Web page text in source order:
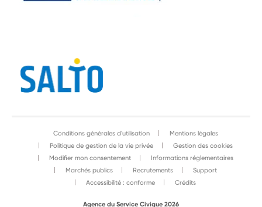
Conditions générales d'utilisation
Mentions légales
Politique de gestion de la vie privée
Gestion des cookies
Modifier mon consentement
Informations réglementaires
Marchés publics
Recrutements
Support
Accessibilité : conforme
Crédits
Agence du Service Civique 2026